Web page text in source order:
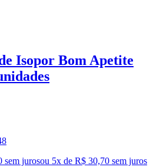
Isopor Bom Apetite
sem jurosou 5x de R$ 30,70 sem juros